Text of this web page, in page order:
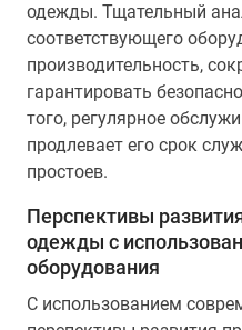
одежды. Тщательный
соответствующего
производительность,
гарантировать
того, регулярное
продлевает его срок
простоев.
Перспективы
одежды с
оборудования
С использованием